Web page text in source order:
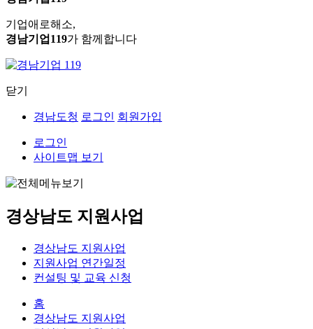
기업애로해소,
경남기업119가 함께합니다
닫기
경남도청 로그인 회원가입
로그인
사이트맵 보기
경상남도 지원사업
경상남도 지원사업
지원사업 연간일정
컨설팅 및 교육 신청
홈
경상남도 지원사업